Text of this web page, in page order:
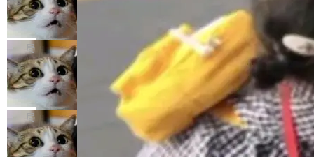
字，留下了这份纪念。 雷霄骅曾是中国传媒大学
数字电视技术方向的博士生，长期从事视频、音
频技...
务，最终却产生了 180 万美元的账单，实际支出
超出原定预算 860%。 更令人意外的是，该项目
最终并未成功落地，而高额算力消耗持续运行长
达 5 个月，公司直到财务对账时才察觉异常。这
意味着一个无人看管的 AI 程序，在近半年时间
里日夜不停地"烧钱"。 复盘显示，...
且按目前的速度，中国 AI 工具预计在今年底或
2027 年就能追上美国前沿实验室的水平。 Dela
ngue 把原因归结为一件事：开放协作。中国的
AI 开发者在一个共享和协作的生态里加速迭代，
而美国模型厂商在"闭门造车"。他的原话是 "buil
ding in silos"——各自为战，互不通气。 这个判
断从他嘴里说出来分量不同。Hugging Face 是
全球最大的开源 AI 平台，上面跑着上百万个模
型。谁在开源赛道上领先，...
当 AI agent 把源码变成了最好的扩展系
统，开发者工具必须开源
五年前，David Crawshaw 问过很多软件工程师
一个问题：你写过什么给自己用的程序？答案几
乎都是没有。工程师们整天用别人写的程序写程
序给别人用。偶尔有人自己写个博客系统、智能
家居控制、家庭实验室，都算稀奇事。 Crawsh
aw 是 Shelley 的作者，一个开源 AI coding age
nt。他最近在博客上写了一篇文章，核心论点很
简单：开发者工具必须开源。 理由不是传统的自
局
DeepSeek Harness 宣布内测邀请，全
网最大规模开源 Agent 路演现场诞生
一条内测招募帖，发出去的时候大概没人想到它
会变成一场开源 Agent 生态的路演。 8月1日，
DeepSeek Harness 团队负责人崔添翼（tiany
i）在 X 上发帖： 「如果你是 Agent Harness 相
局
商汤 SenseNova U1.5-Lite-Preview